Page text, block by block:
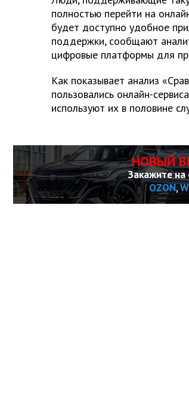
полностью перейти на
будет доступно удобное
поддержки, сообщают
цифровые платформы для
Как показывает анализ
пользовались онлайн-
используют их в половине
НОВЫЙ
Закажите на
OZON,